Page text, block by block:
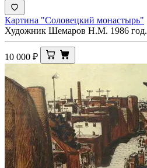
Картина "Соловецкий монастырь"
Художник Шемаров Н.М. 1986 год.
10 000 ₽